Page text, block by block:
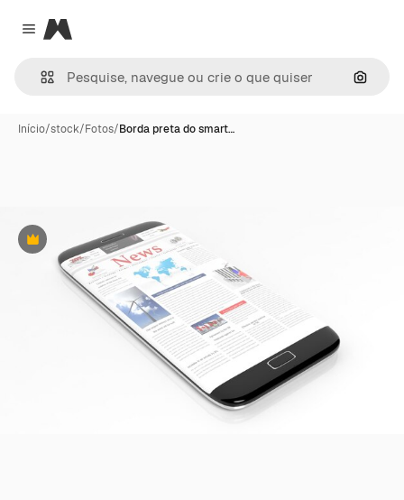
Close menu
Magnific
Início/stock/Fotos/Borda preta do smart…
Premium